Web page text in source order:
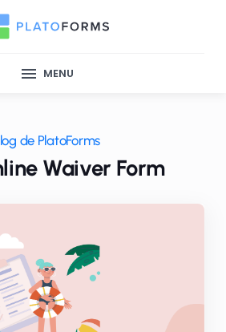
MENU
de PlatoForms
Waiver Form